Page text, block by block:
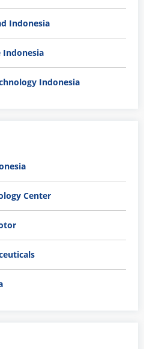
Indonesia
Indonesia
Indonesia
Center